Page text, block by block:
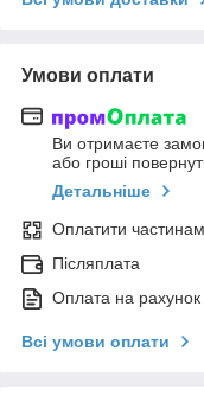
Умови оплати
Ви отримаєте
або гроші
Детальніше
Оплатити
Післяплата
Оплата на рахунок
Всі умови оплати